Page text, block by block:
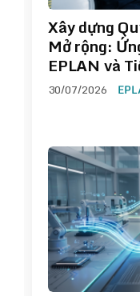
Xây dựng
Mở rộng:
EPLAN và
30/07/2026